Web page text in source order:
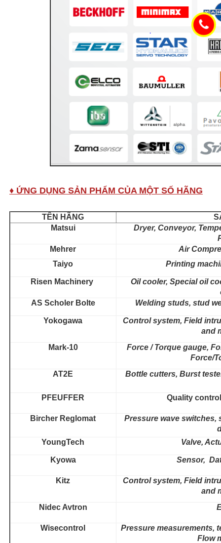
♦ ỨNG DỤNG SẢN PHẨM CỦA MỘT SỐ HÃNG
TÊN HÃNG
Matsui
Dryer, Conveyor,
Mehrer
Air
Taiyo
Printing
Risen Machinery
Oil cooler, Special oil
AS Scholer Bolte
Welding studs, stud
Yokogawa
Control system, Field
and
Mark-10
Force / Torque gauge,
Force/
AT2E
Bottle cutters, Burst
PFEUFFER Quality
Bircher Reglomat
Pressure wave switches,
YoungTech
Valve,
Kyowa Sensor,
Kitz
Control system, Field
and
Nidec Avtron
Wisecontrol
Pressure measurements,
Flow